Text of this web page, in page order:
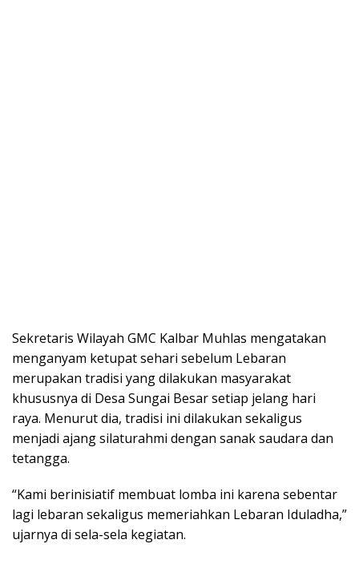
Sekretaris Wilayah GMC Kalbar Muhlas mengatakan
menganyam ketupat sehari sebelum Lebaran
merupakan tradisi yang dilakukan masyarakat
khususnya di Desa Sungai Besar setiap jelang hari
raya. Menurut dia, tradisi ini dilakukan sekaligus
menjadi ajang silaturahmi dengan sanak saudara dan
tetangga.
“Kami berinisiatif membuat lomba ini karena sebentar
lagi lebaran sekaligus memeriahkan Lebaran Iduladha,”
ujarnya di sela-sela kegiatan.